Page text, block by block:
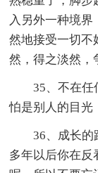
入另外一种境界
然地接受一切不
然，得之淡然，
35、不在任何
怕是别人的目光
36、成长的路
多年以后你在反